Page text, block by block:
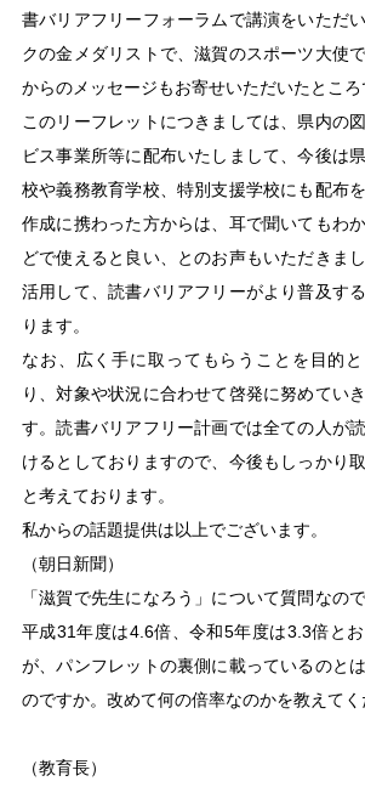
書バリアフリーフォーラムで講演をいただ
クの金メダリストで、滋賀のスポーツ大使
からのメッセージもお寄せいただいたところ
このリーフレットにつきましては、県内の
ビス事業所等に配布いたしまして、今後は
校や義務教育学校、特別支援学校にも配布
作成に携わった方からは、耳で聞いてもわ
どで使えると良い、とのお声もいただきま
活用して、読書バリアフリーがより普及す
ります。
なお、広く手に取ってもらうことを目的
り、対象や状況に合わせて啓発に努めてい
す。読書バリアフリー計画では全ての人が
けるとしておりますので、今後もしっかり
と考えております。
私からの話題提供は以上でございます。
（朝日新聞）
「滋賀で先生になろう」について質問なの
平成31年度は4.6倍、令和5年度は3.3倍と
が、パンフレットの裏側に載っているのと
のですか。改めて何の倍率なのかを教えてく
（教育長）